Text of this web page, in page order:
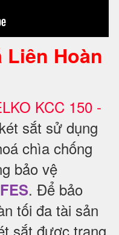
Liên Hoàn
KCC 150 -
sắt sử dụng
chìa chống
bảo vệ
. Để bảo
tối đa tài sản
sắt được trang